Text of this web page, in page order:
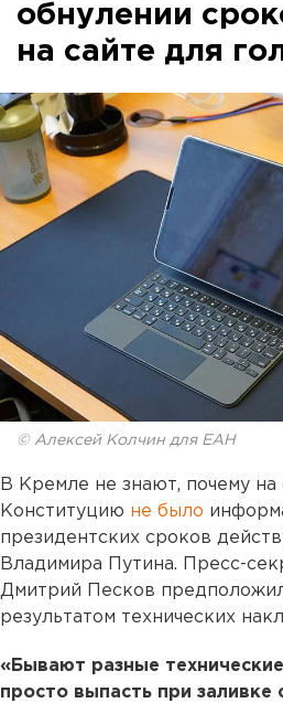
обнулении
на сайте для
© Алексей Колчин для ЕАН
В Кремле не знают, почему на
Конституцию не было
президентских сроков
Владимира Путина. Пресс-
Дмитрий Песков
результатом технических
«Бывают разные
просто выпасть при заливке